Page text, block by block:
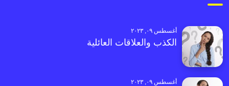
أغسطس ٠٩, ٢٠٢٣
الكذب والعلاقات العائلية
أغسطس ٠٩, ٢٠٢٣